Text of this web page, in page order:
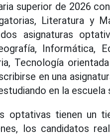
superior de 2026
Literatura y
asignaturas
Informática,
Tecnología
en una
en la escuela
optativas tienen un
los candidatos